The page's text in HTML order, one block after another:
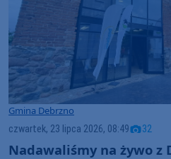
Gmina Debrzno
czwartek, 23 lipca 2026, 08:49 32
Nadawaliśmy na żywo z